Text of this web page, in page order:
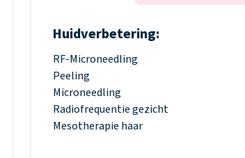
Huidverbetering:
RF-Microneedling
Peeling
Microneedling
Radiofrequentie gezicht
Mesotherapie haar